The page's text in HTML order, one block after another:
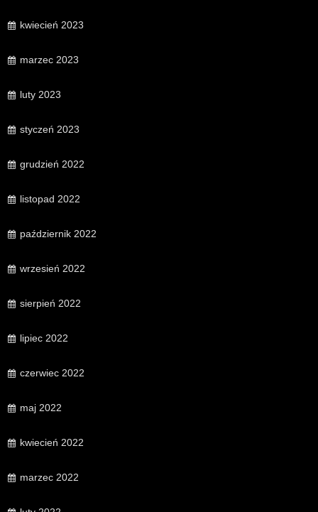
kwiecień 2023
marzec 2023
luty 2023
styczeń 2023
grudzień 2022
listopad 2022
październik 2022
wrzesień 2022
sierpień 2022
lipiec 2022
czerwiec 2022
maj 2022
kwiecień 2022
marzec 2022